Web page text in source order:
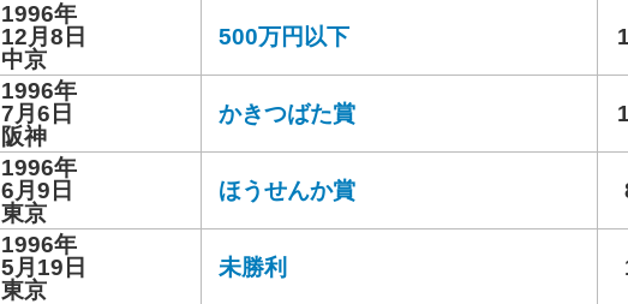
1996年
12月8日
中京
500万円以下
1996年
7月6日
阪神
かきつばた賞
1996年
6月9日
東京
ほうせんか賞
1996年
5月19日
東京
未勝利